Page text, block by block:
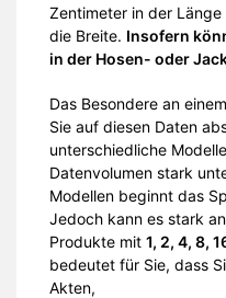
Zentimeter in der
die Breite. Insofern
in der Hosen- oder
Das Besondere an
Sie auf diesen Daten
unterschiedliche
Datenvolumen stark
Modellen beginnt das
Jedoch kann es stark
Produkte mit 1, 2, 4, 8,
bedeutet für Sie, dass
Akten,